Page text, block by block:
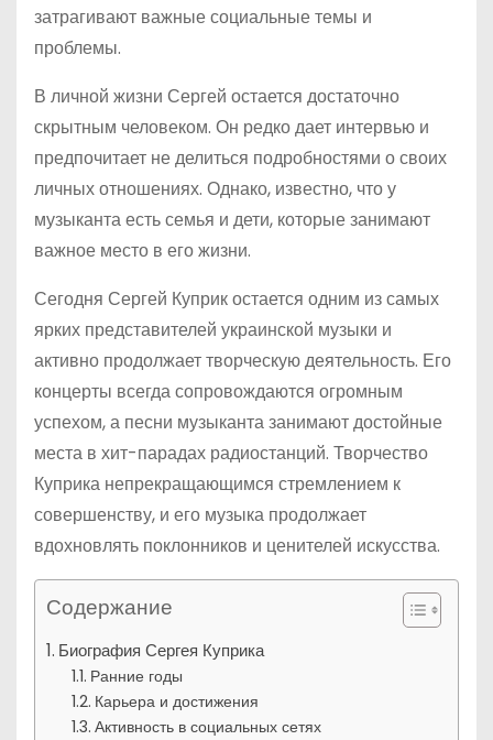
затрагивают важные социальные темы и
проблемы.
В личной жизни Сергей остается достаточно
скрытным человеком. Он редко дает интервью и
предпочитает не делиться подробностями о своих
личных отношениях. Однако, известно, что у
музыканта есть семья и дети, которые занимают
важное место в его жизни.
Сегодня Сергей Куприк остается одним из самых
ярких представителей украинской музыки и
активно продолжает творческую деятельность. Его
концерты всегда сопровождаются огромным
успехом, а песни музыканта занимают достойные
места в хит-парадах радиостанций. Творчество
Куприка непрекращающимся стремлением к
совершенству, и его музыка продолжает
вдохновлять поклонников и ценителей искусства.
Содержание
Биография Сергея Куприка
Ранние годы
Карьера и достижения
Активность в социальных сетях